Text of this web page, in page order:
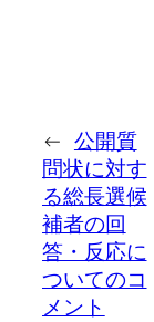
← 公開質
問状に対す
る総長選候
補者の回
答・反応に
ついてのコ
メント